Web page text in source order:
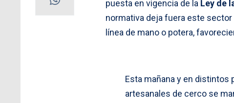
puesta en vigencia de la Ley de
normativa deja fuera este
línea de mano o potera,
Esta mañana y en distintos
artesanales de cerco se